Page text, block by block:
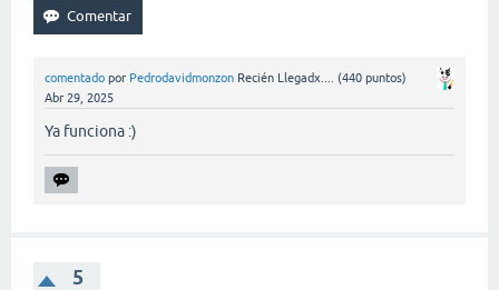
comentado por Pedrodavidmonzon Recién Llegadx.... (440 puntos)
Abr 29, 2025
Ya funciona :)
5